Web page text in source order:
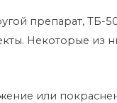
препарат, ТБ-
Некоторые из
или